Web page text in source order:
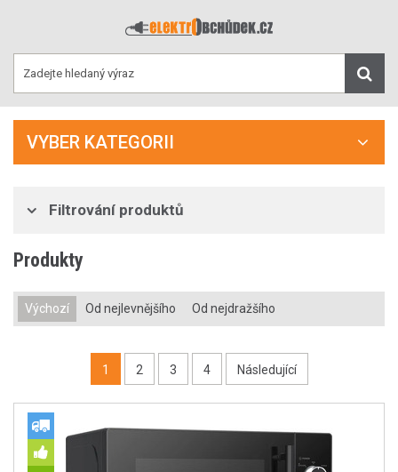
VYBER KATEGORII
Filtrování produktů
Produkty
Výchozí Od nejlevnějšího Od nejdražšího
1 2 3 4 Následující